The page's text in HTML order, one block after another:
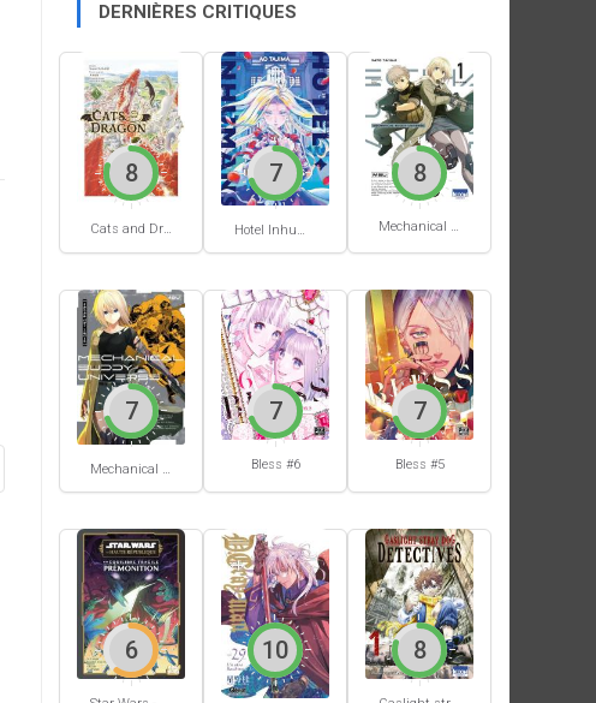
DERNIÈRES CRITIQUES
Cats and Dragon #3
8
Hotel Inhumans #1
7
Mechanical Buddy Universe #1
8
Mechanical Buddy Universe #0
7
Bless #6
7
Bless #5
7
6 10 8